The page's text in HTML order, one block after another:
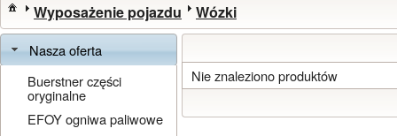
Wyposażenie pojazdu Wózki
Nasza oferta
Buerstner części
oryginalne
EFOY ogniwa paliwowe
Nie znaleziono produktów